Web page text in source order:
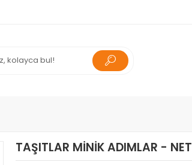
TAŞITLAR MİNİK ADIMLAR - NET